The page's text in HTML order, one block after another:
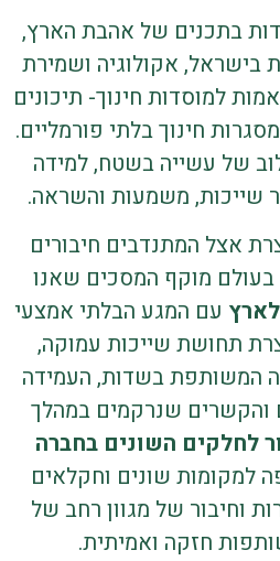
של אהבת הארץ,
אקולוגיה ושמירת
חינוך- תיכונים
חינוך בלתי פורמליים.
עשייה בשטח, למידה
משמעות והשראה.
המתנדבים חיבורים
מוקף המסכים שאנו
עם המגע הבלתי אמצעי
שייכות עמוקה,
בשדות, העמידה
שנרקמים במהלך
השונים בחברה
שונים וחקלאים
של מגוון רחב של
חזקה ואמיתית.